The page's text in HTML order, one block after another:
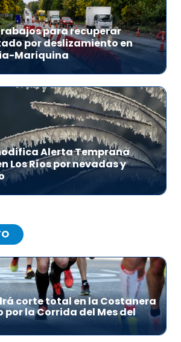
para recuperar
por deslizamiento en
Mariquina
Alerta Temprana
Los Ríos por nevadas y
corte total en la Costanera
por la Corrida del Mes del